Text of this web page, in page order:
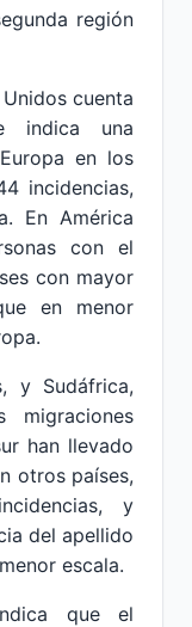
región
cuenta
indica una
en los
incidencias,
En América
con el
con mayor
en menor
y Sudáfrica,
han llevado
otros países,
y
del apellido
escala.
que el